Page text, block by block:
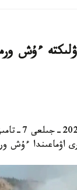
ءۇش
استانا.
اۋماعىندا ءۇش